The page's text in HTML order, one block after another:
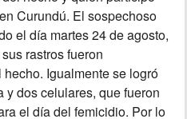
Curundú. El sospechoso
el día martes 24 de agosto,
rastros fueron
Igualmente se logró
y dos celulares, que fueron
el día del femicidio. Por lo